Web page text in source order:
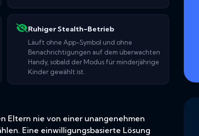
Ruhiger Stealth-Betrieb
Läuft ohne App-Symbol und ohne
Benachrichtigungen auf dem überwachten
Handy, sobald der Modus für minderjährige
Kinder gewählt ist.
Eltern nie von einer unangenehmen
Eine einwilligungsbasierte Lösung